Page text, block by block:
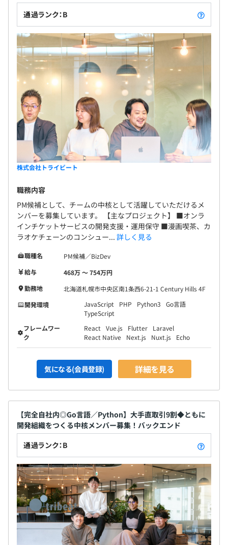
通過ランク：B
株式会社トライビート
職務内容
PM候補として、チームの中核として活躍していただけるメ
ンバーを募集しています。 【主なプロジェクト】 ■オンラ
インチケットサービスの開発支援・運用保守 ■漫画喫茶、カ
ラオケチェーンのコンシュー... 詳しく見る
職種名
PM候補／BizDev
給与
468万 〜 754万円
勤務地
北海道札幌市中央区南1条西6-21-1 Century Hills 4F
開発環境
JavaScript PHP Python3
Go言語
TypeScript
フレームワー
ク
React Vue.js Flutter
Laravel
React Native
Next.js Nuxt.js Echo
気になる(会員登録) 詳細を見る
【完全自社内◎Go言語／Python】大手直取引9割◆ともに
開発組織をつくる中核メンバー募集！バックエンド
通過ランク：B